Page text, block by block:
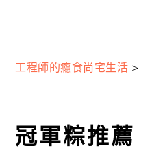
工程師的癮食尚宅生活 >
冠軍粽推薦